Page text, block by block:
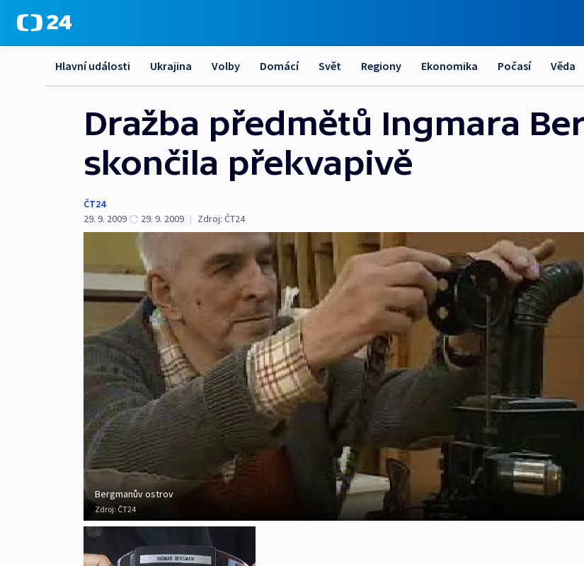
Hlavní události Ukrajina Volby Domácí Svět Regiony Ekonomika Počasí Věda
Dražba předmětů Ingmara
skončila překvapivě
ČT24
29. 9. 2009
29. 9. 2009 | Zdroj: ČT24
Bergmanův ostrov
Zdroj: ČT24